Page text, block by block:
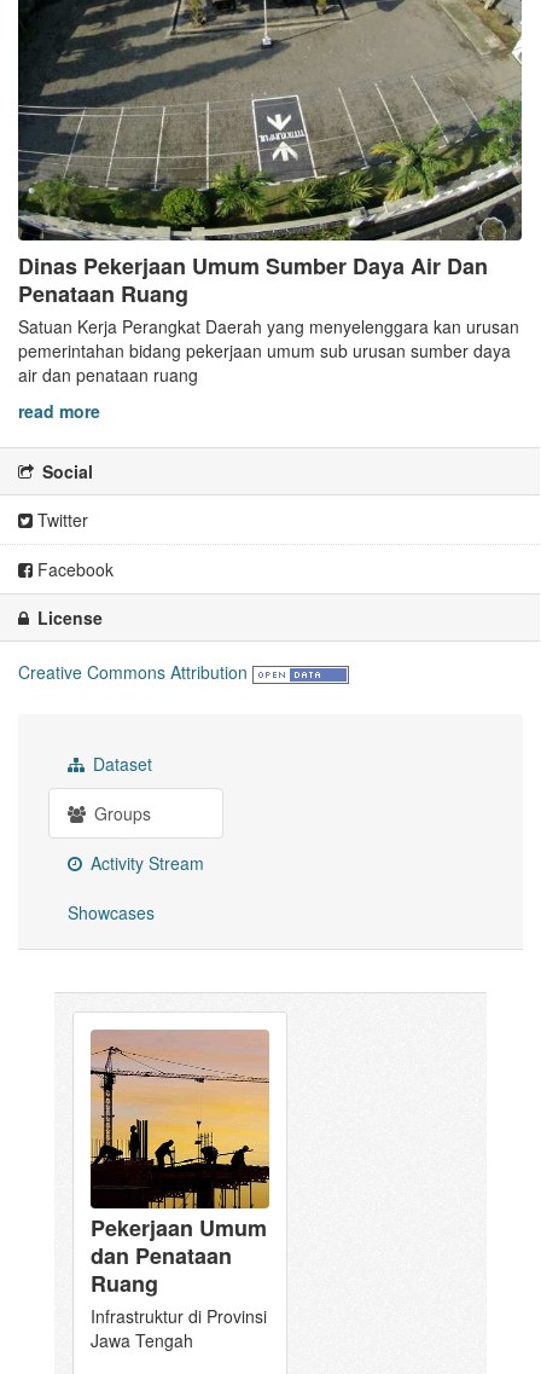
Dinas Pekerjaan Umum Sumber Daya Air Dan
Penataan Ruang
Satuan Kerja Perangkat Daerah yang menyelenggara kan urusan
pemerintahan bidang pekerjaan umum sub urusan sumber daya
air dan penataan ruang
read more
Social
Twitter
Facebook
License
Creative Commons Attribution
Dataset
Groups
Activity Stream
Showcases
Pekerjaan Umum
dan Penataan
Ruang
Infrastruktur di Provinsi
Jawa Tengah